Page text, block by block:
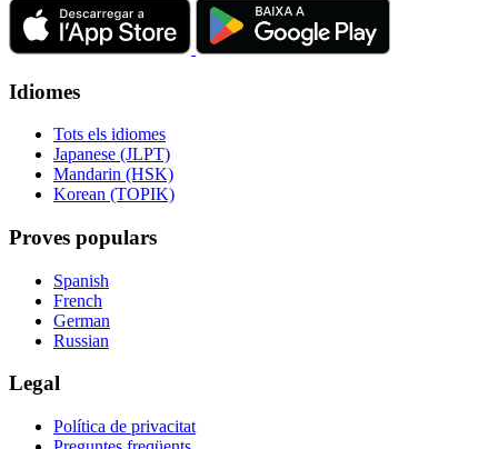
Idiomes
Tots els idiomes
Japanese (JLPT)
Mandarin (HSK)
Korean (TOPIK)
Proves populars
Spanish
French
German
Russian
Legal
Política de privacitat